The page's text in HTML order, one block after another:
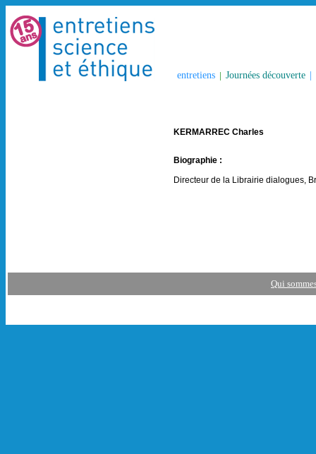
entretiens | Journées découverte
KERMARREC Charles
Biographie :
Directeur de la Librairie dialogues,
Qui